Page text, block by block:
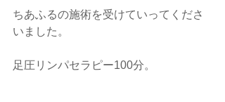
ちあふるの施術を受けていってくださ
いました。
足圧リンパセラピー100分。